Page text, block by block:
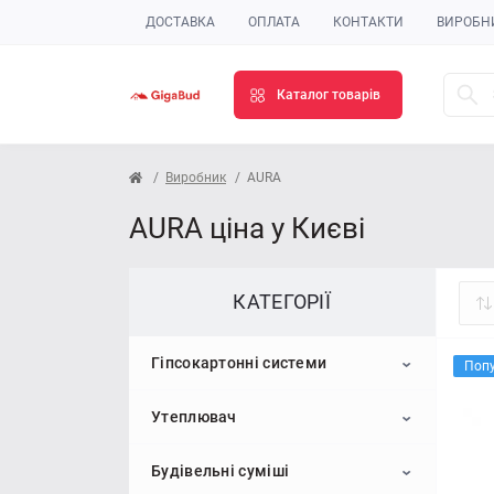
ДОСТАВКА ОПЛАТА КОНТАКТИ
Каталог товарів
Виробник AURA
AURA ціна у Києві
КАТЕГОРІЇ
Гіпсокартонні системи
Гіпсокартон
Стельовий гіпсокартон
Профіль для гіпсокартону
Утеплювач
Пінопласт
Будівельні суміші